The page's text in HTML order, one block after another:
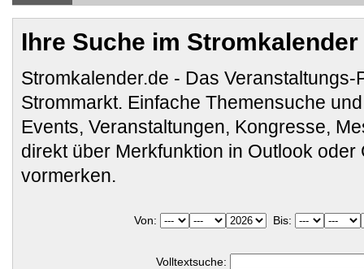
Ihre Suche im Stromkalender
Stromkalender.de - Das Veranstaltungs-
Strommarkt. Einfache Themensuche
Events, Veranstaltungen, Kongresse,
direkt über Merkfunktion in Outlook oder
vormerken.
Von: Bis:
Volltextsuche: